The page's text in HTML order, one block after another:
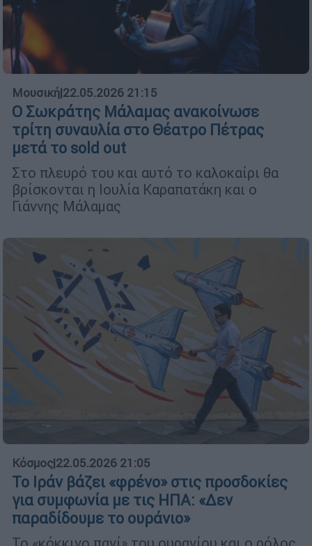
Μουσική|22.05.2026 21:15
Ο Σωκράτης Μάλαμας ανακοίνωσε
τρίτη συναυλία στο Θέατρο Πέτρας
μετά το sold out
Στο πλευρό του και αυτό το καλοκαίρι θα
βρίσκονται η Ιουλία Καραπατάκη και ο
Γιάννης Μάλαμας
Κόσμος|22.05.2026 21:05
Το Ιράν βάζει «φρένο» στις προσδοκίες
για συμφωνία με τις ΗΠΑ: «Δεν
παραδίδουμε το ουράνιο»